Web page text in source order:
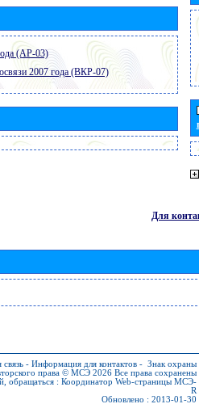
(АР-03)
2007 года (ВКР-07)
Для
связь - Информация для контактов - Знак охраны
права © МСЭ 2026 Все права сохранены
обращаться : Координатор Web-страницы МСЭ-
R
Обновлено : 2013-01-30